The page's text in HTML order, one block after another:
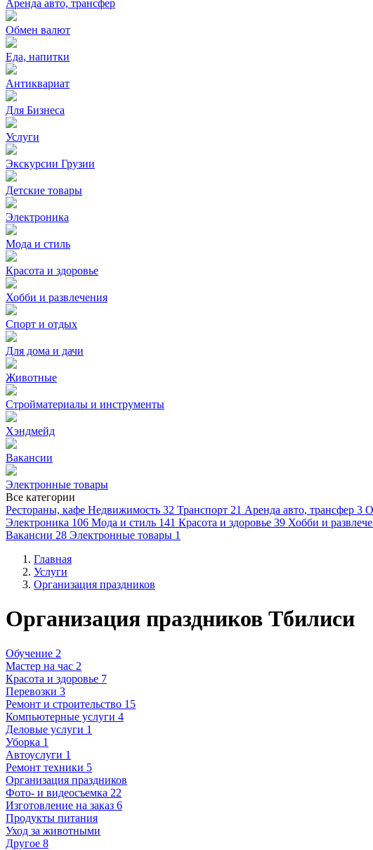
Аренда авто, трансфер
Обмен валют
Еда, напитки
Антиквариат
Для Бизнеса
Услуги
Экскурсии Грузии
Детские товары
Электроника
Мода и стиль
Красота и здоровье
Хобби и развлечения
Спорт и отдых
Для дома и дачи
Животные
Стройматериалы и инструменты
Хэндмейд
Вакансии
Электронные товары
Все категории
Рестораны, кафе Недвижимость 32 Транспорт 21 Аренда авто, трансфер 3
Электроника 106 Мода и стиль 141 Красота и здоровье 39 Хобби и
Вакансии 28 Электронные товары 1
Главная
Услуги
Организация праздников
Организация праздников Тбилиси
Обучение 2
Мастер на час 2
Красота и здоровье 7
Перевозки 3
Ремонт и строительство 15
Компьютерные услуги 4
Деловые услуги 1
Уборка 1
Автоуслуги 1
Ремонт техники 5
Организация праздников
Фото- и видеосъемка 22
Изготовление на заказ 6
Продукты питания
Уход за животными
Другое 8